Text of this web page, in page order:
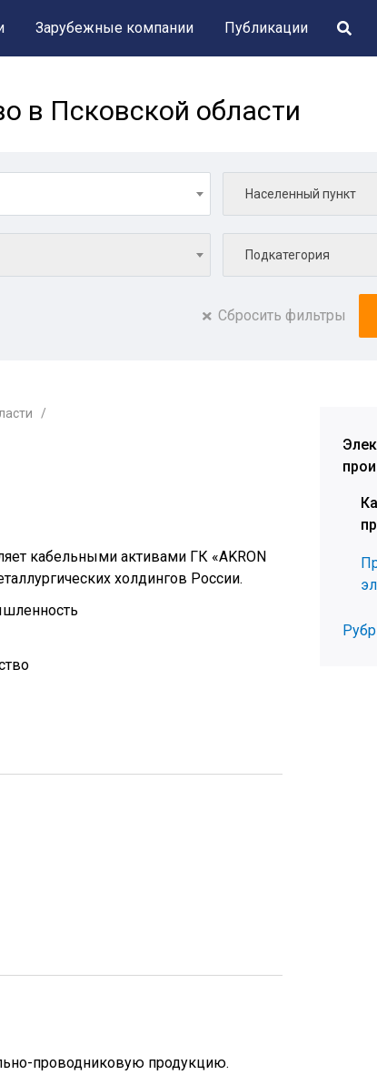
Зарубежные компании Публикации
в Псковской области
Населенный пункт
Подкатегория
Сбросить фильтры
кабельными активами ГК «AKRON
холдингов России.
проводниковую продукцию.